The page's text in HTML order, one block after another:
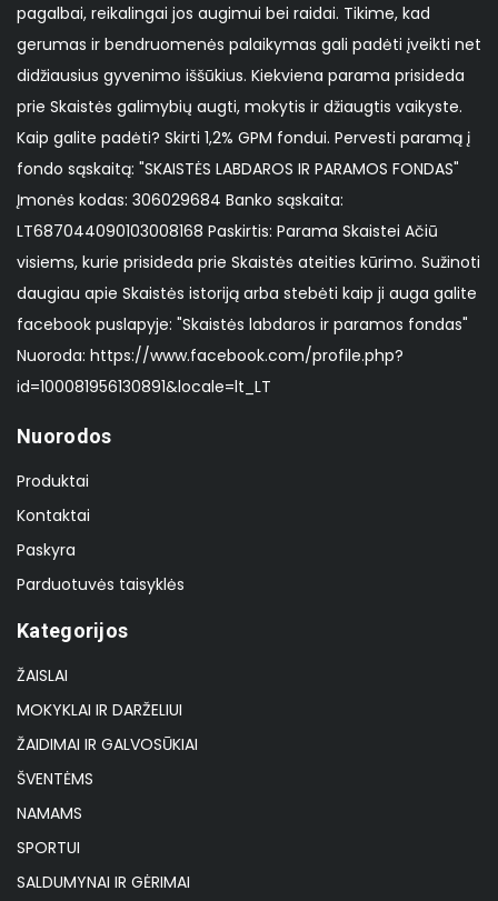
pagalbai, reikalingai jos augimui bei raidai. Tikime, kad
gerumas ir bendruomenės palaikymas gali padėti įveikti net
didžiausius gyvenimo iššūkius. Kiekviena parama prisideda
prie Skaistės galimybių augti, mokytis ir džiaugtis vaikyste.
Kaip galite padėti? Skirti 1,2% GPM fondui. Pervesti paramą į
fondo sąskaitą: "SKAISTĖS LABDAROS IR PARAMOS FONDAS"
Įmonės kodas: 306029684 Banko sąskaita:
LT687044090103008168 Paskirtis: Parama Skaistei Ačiū
visiems, kurie prisideda prie Skaistės ateities kūrimo. Sužinoti
daugiau apie Skaistės istoriją arba stebėti kaip ji auga galite
facebook puslapyje: "Skaistės labdaros ir paramos fondas"
Nuoroda: https://www.facebook.com/profile.php?
id=100081956130891&locale=lt_LT
Nuorodos
Produktai
Kontaktai
Paskyra
Parduotuvės taisyklės
Kategorijos
ŽAISLAI
MOKYKLAI IR DARŽELIUI
ŽAIDIMAI IR GALVOSŪKIAI
ŠVENTĖMS
NAMAMS
SPORTUI
SALDUMYNAI IR GĖRIMAI